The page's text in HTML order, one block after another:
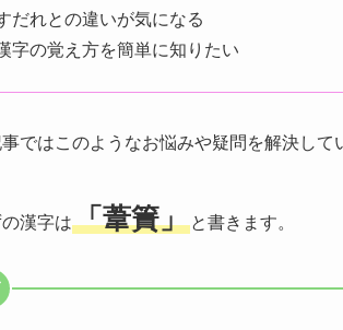
だれとの違いが気になる
字の覚え方を簡単に知りたい
ではこのようなお悩みや疑問を解決して
漢字は「葦簀」 と書きます。